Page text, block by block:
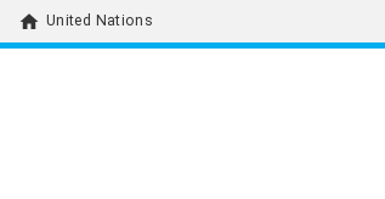
home United Nations